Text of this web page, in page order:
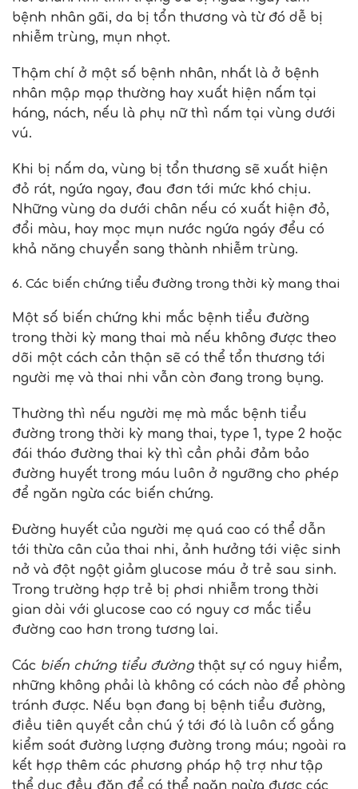
bệnh nhân gãi, da bị tổn thương và từ đó dễ bị
nhiễm trùng, mụn nhọt.
Thậm chí ở một số bệnh nhân, nhất là ở bệnh
nhân mập mạp thường hay xuất hiện nấm tại
háng, nách, nếu là phụ nữ thì nấm tại vùng dưới
vú.
Khi bị nấm da, vùng bị tổn thương sẽ xuất hiện
đỏ rát, ngứa ngay, đau đơn tới mức khó chịu.
Những vùng da dưới chân nếu có xuất hiện đỏ,
đổi màu, hay mọc mụn nước ngứa ngáy đểu có
khả năng chuyển sang thành nhiễm trùng.
6. Các biến chứng tiểu đường trong thời kỳ mang thai
Một số biến chứng khi mắc bệnh tiểu đường
trong thời kỳ mang thai mà nếu không được theo
dõi một cách cản thận sẽ có thể tổn thương tới
người mẹ và thai nhi vẫn còn đang trong bụng.
Thường thì nếu người mẹ mà mắc bệnh tiểu
đường trong thời kỳ mang thai, type 1, type 2 hoặc
đái tháo đường thai kỳ thì cần phải đảm bảo
đường huyết trong máu luôn ở ngưỡng cho phép
để ngăn ngừa các biến chứng.
Đường huyết của người mẹ quá cao có thể dẫn
tới thừa cân của thai nhi, ảnh hưởng tới việc sinh
nở và đột ngột giảm glucose máu ở trẻ sau sinh.
Trong trường hợp trẻ bị phơi nhiễm trong thời
gian dài với glucose cao có nguy cơ mắc tiểu
đường cao hơn trong tương lai.
Các biến chứng tiểu đường thật sự có nguy hiểm,
những không phải là không có cách nào để phòng
tránh được. Nếu bạn đang bị bệnh tiểu đường,
điều tiên quyết cần chú ý tới đó là luôn cố gắng
kiểm soát đường lượng đường trong máu; ngoài ra
kết hợp thêm các phương pháp hộ trợ như tập
thể dục đều đặn để có thể ngăn ngừa được các